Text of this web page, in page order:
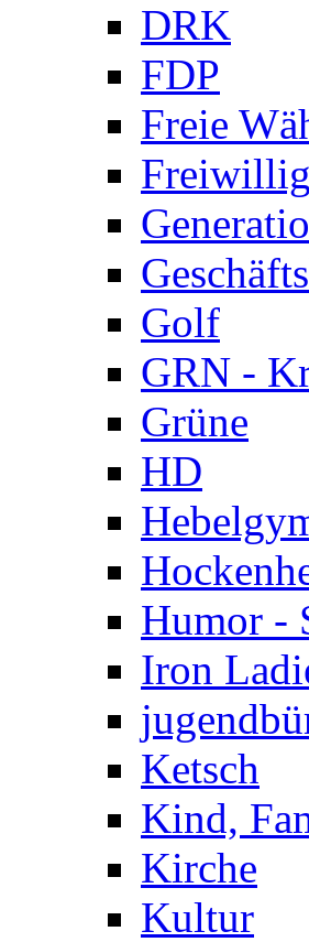
DRK
FDP
Freie
Golf
GRN -
Grüne
HD
Humor -
Iron
Ketsch
Kind,
Kirche
Kultur